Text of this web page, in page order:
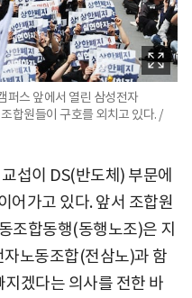
퍼스 앞에서 열린 삼성전자
합원들이 구호를 외치고 있다. /
섭이 DS(반도체) 부문에
어가고 있다. 앞서 조합원
조합동행(동행노조)은 지
노동조합(전삼노)과 함
겠다는 의사를 전한 바